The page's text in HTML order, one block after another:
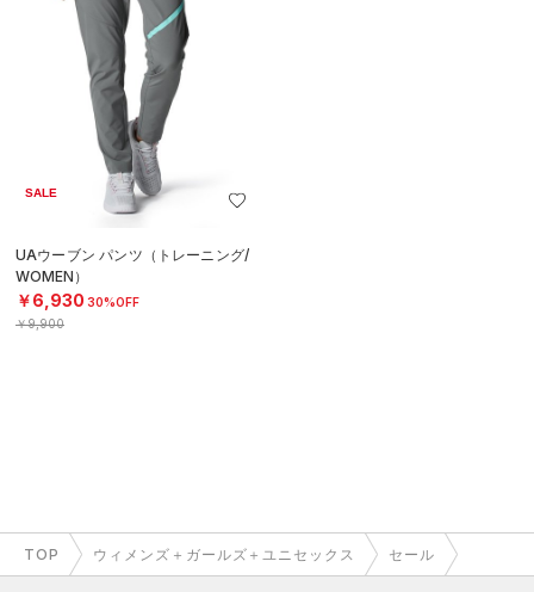
SALE
UAウーブン パンツ（トレーニング/
WOMEN）
￥6,930 30%OFF
￥9,900
TOP ウィメンズ＋ガールズ＋ユニセックス セール